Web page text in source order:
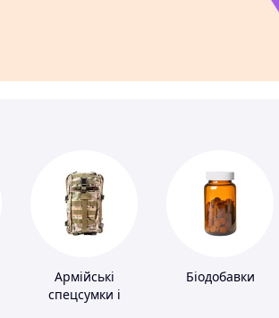
Армійські
спецсумки і
Біодобавки